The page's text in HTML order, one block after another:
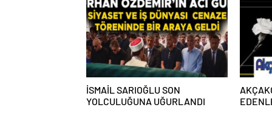
İSMAİL SARIOĞLU SON
YOLCULUĞUNA UĞURLANDI